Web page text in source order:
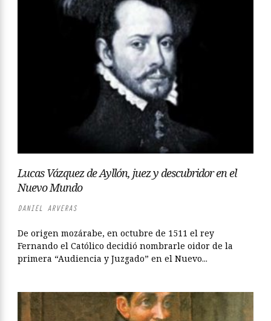
Lucas Vázquez de Ayllón, juez y descubridor en el
Nuevo Mundo
DANIEL ARVERAS
De origen mozárabe, en octubre de 1511 el rey
Fernando el Católico decidió nombrarle oidor de la
primera “Audiencia y Juzgado” en el Nuevo...